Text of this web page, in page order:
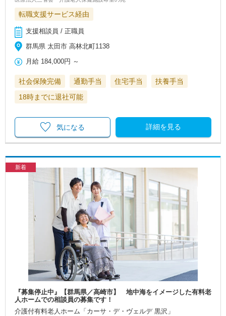
転職支援サービス経由
支援相談員 / 正職員
群馬県 太田市 高林北町1138
月給 184,000円 ～
社会保険完備 通勤手当 住宅手当
扶養手当
18時までに退社可能
詳細を見る
気になる
新着
『募集停止中』【群馬県／高崎市】 地中海をイメージした有料老
人ホームでの相談員の募集です！
介護付有料老人ホーム「カーサ・デ・ヴェルデ 黒沢」